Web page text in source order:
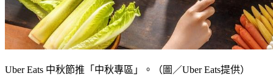
Uber Eats 中秋節推「中秋專區」。（圖／Uber Eats提供）